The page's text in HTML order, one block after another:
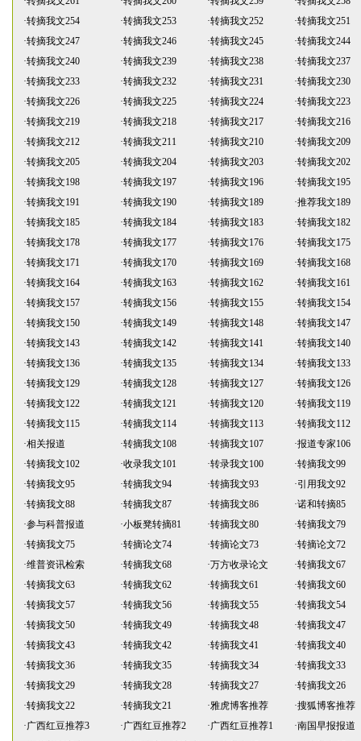
·转摘我文254 ·转摘我文253 ·转摘我文252 ·转摘我文251
·转摘我文247 ·转摘我文246 ·转摘我文245 ·转摘我文244
·转摘我文240 ·转摘我文239 ·转摘我文238 ·转摘我文237
·转摘我文233 ·转摘我文232 ·转摘我文231 ·转摘我文230
·转摘我文226 ·转摘我文225 ·转摘我文224 ·转摘我文223
·转摘我文219 ·转摘我文218 ·转摘我文217 ·转摘我文216
·转摘我文212 ·转摘我文211 ·转摘我文210 ·转摘我文209
·转摘我文205 ·转摘我文204 ·转摘我文203 ·转摘我文202
·转摘我文198 ·转摘我文197 ·转摘我文196 ·转摘我文195
·转摘我文191 ·转摘我文190 ·转摘我文189 ·推荐我文189
·转摘我文185 ·转摘我文184 ·转摘我文183 ·转摘我文182
·转摘我文178 ·转摘我文177 ·转摘我文176 ·转摘我文175
·转摘我文171 ·转摘我文170 ·转摘我文169 ·转摘我文168
·转摘我文164 ·转摘我文163 ·转摘我文162 ·转摘我文161
·转摘我文157 ·转摘我文156 ·转摘我文155 ·转摘我文154
·转摘我文150 ·转摘我文149 ·转摘我文148 ·转摘我文147
·转摘我文143 ·转摘我文142 ·转摘我文141 ·转摘我文140
·转摘我文136 ·转摘我文135 ·转摘我文134 ·转摘我文133
·转摘我文129 ·转摘我文128 ·转摘我文127 ·转摘我文126
·转摘我文122 ·转摘我文121 ·转摘我文120 ·转摘我文119
·转摘我文115 ·转摘我文114 ·转摘我文113 ·转摘我文112
·相关报道 ·转摘我文108 ·转摘我文107 ·报道专家106
·转摘我文102 ·收录我文101 ·转录我文100 ·转摘我文99
·转摘我文95 ·转摘我文94 ·转摘我文93 ·引用我文92
·转摘我文88 ·转摘我文87 ·转摘我文86 ·诺和转摘85
·参与科普报道 ·小板凳转摘81 ·转摘我文80 ·转摘我文79
·转摘我文75 ·转摘论文74 ·转摘论文73 ·转摘论文72
·维普资讯检索 ·转摘我文68 ·万方收录论文 ·转摘我文67
·转摘我文63 ·转摘我文62 ·转摘我文61 ·转摘我文60
·转摘我文57 ·转摘我文56 ·转摘我文55 ·转摘我文54
·转摘我文50 ·转摘我文49 ·转摘我文48 ·转摘我文47
·转摘我文43 ·转摘我文42 ·转摘我文41 ·转摘我文40
·转摘我文36 ·转摘我文35 ·转摘我文34 ·转摘我文33
·转摘我文29 ·转摘我文28 ·转摘我文27 ·转摘我文26
·转摘我文22 ·转摘我文21 ·雅虎博客推荐 ·搜狐博客推荐
·广西红豆推荐3 ·广西红豆推荐2 ·广西红豆推荐1 ·南国早报报道